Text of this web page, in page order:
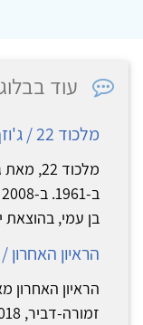
עוד
מלכוד 22 / ג'וזף הלר
מלכוד
בן עמי, בהוצאת
הראיון האחרון
הראיון האחרון